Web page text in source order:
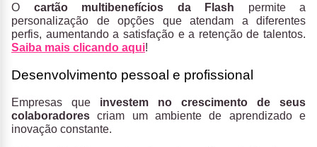
O cartão multibenefícios da Flash permite a
personalização de opções que atendam a diferentes
perfis, aumentando a satisfação e a retenção de talentos.
Saiba mais clicando aqui!
Desenvolvimento pessoal e profissional
Empresas que investem no crescimento de seus
colaboradores criam um ambiente de aprendizado e
inovação constante.